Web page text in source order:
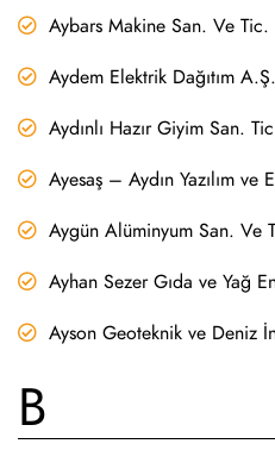
Aybars Makine San. Ve
Aydem Elektrik Dağıtım A.Ş.
Aydınlı Hazır Giyim San.
Ayesaş – Aydın Yazılım ve
Aygün Alüminyum San. Ve
Ayhan Sezer Gıda ve Yağ
Ayson Geoteknik ve Deniz
B